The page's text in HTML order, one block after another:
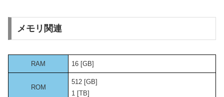
メモリ関連
RAM 16 [GB]
ROM
512 [GB]
1 [TB]